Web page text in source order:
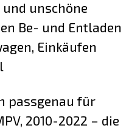
und unschöne
Be- und Entladen
Einkäufen
passgenau für
2010-2022 – die